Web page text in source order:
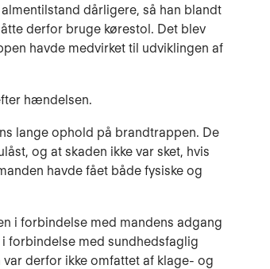
dårligere, så han blandt
derfor bruge kørestol. Det blev
havde medvirket til udviklingen af
hændelsen.
lange ophold på brandtrappen. De
og at skaden ikke var sket, hvis
havde fået både fysiske og
i forbindelse med mandens adgang
forbindelse med sundhedsfaglig
derfor ikke omfattet af klage- og